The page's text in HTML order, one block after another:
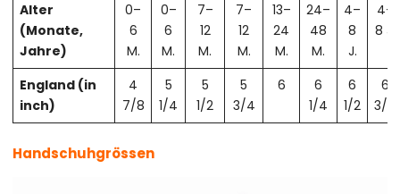
Alter
(Monate,
Jahre)
0–
6
M.
0–
6
M.
7–
12
M.
7–
12
M.
13–
24
M.
24–
48
M.
4–
8
J.
4–
8 J.
England (in
inch)
4
7/8
5
1/4
5
1/2
5
3/4
6
6
1/4
6
1/2
6
3/4
Handschuhgrössen